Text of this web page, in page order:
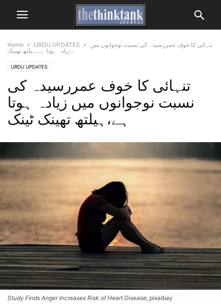
Home URDU UPDATES
تنہائی کا خوف عمررسیدہ کی نسبت نوجوانوں میں
زیادہ ہوتا ہے،ہیلتھ تھینک...
URDU UPDATES
تنہائی کا خوف عمررسیدہ کی
نسبت نوجوانوں میں زیادہ ہوتا
ہے،ہیلتھ تھینک ٹینک
Study Finds Anger Increases Risk of Heart Disease, pixalbay